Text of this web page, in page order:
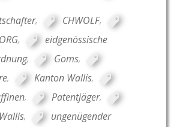
, CHWOLF,
,
eidgenössische
, Goms,
, Kanton Wallis,
, Patentjäger,
,
ungenügender